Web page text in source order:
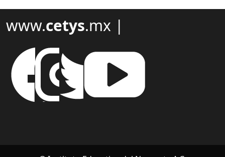
www.cetys.mx |